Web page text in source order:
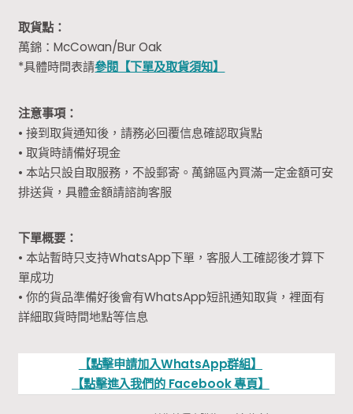
取貨點：
萬錦：McCowan/Bur Oak
*具體時間表請參閱【下單及取貨須知】
注意事項：
• 接到取貨通知後，請務必回覆信息確認取貨點
• 取貨時請備好現金
• 本站只設自取服務，不設郵寄。萬錦區內買滿一定金額可安
排送貨，具體金額請諮詢客服
下單概要：
• 本站暫時只支持WhatsApp下單，客服人工確認後才算下
單成功
• 你的貨品準備好後會有WhatsApp短訊通知取貨，裡面有
詳細取貨時間地點等信息
【點擊申請加入WhatsApp群組】
【點擊進入我們的 Facebook 專頁】